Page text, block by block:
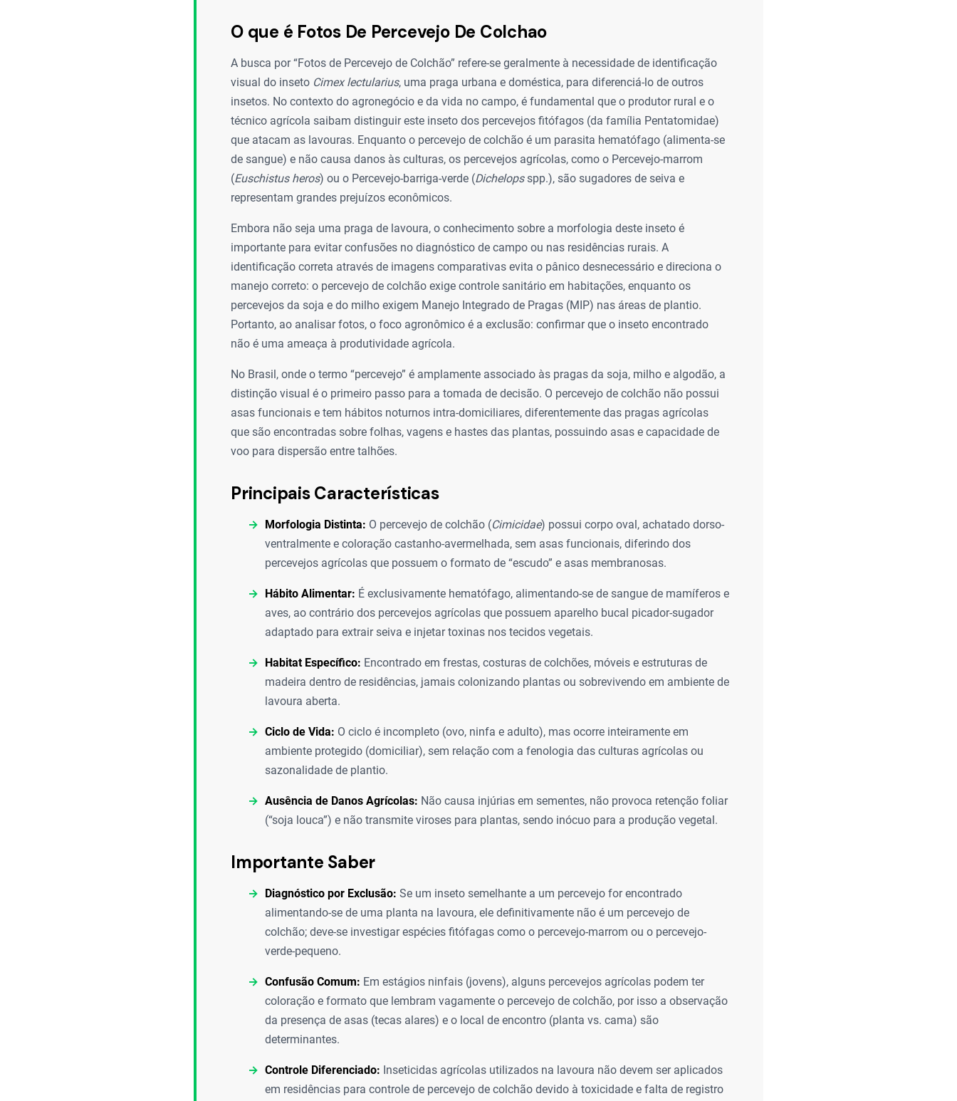
O que é Fotos De Percevejo De Colchao
A busca por “Fotos de Percevejo de Colchão” refere-se geralmente à necessidade de identificação
visual do inseto Cimex lectularius, uma praga urbana e doméstica, para diferenciá-lo de outros
insetos. No contexto do agronegócio e da vida no campo, é fundamental que o produtor rural e o
técnico agrícola saibam distinguir este inseto dos percevejos fitófagos (da família Pentatomidae)
que atacam as lavouras. Enquanto o percevejo de colchão é um parasita hematófago (alimenta-se
de sangue) e não causa danos às culturas, os percevejos agrícolas, como o Percevejo-marrom
(Euschistus heros) ou o Percevejo-barriga-verde (Dichelopsspp.), são sugadores de seiva e
representam grandes prejuízos econômicos.
Embora não seja uma praga de lavoura, o conhecimento sobre a morfologia deste inseto é
importante para evitar confusões no diagnóstico de campo ou nas residências rurais. A
identificação correta através de imagens comparativas evita o pânico desnecessário e direciona o
manejo correto: o percevejo de colchão exige controle sanitário em habitações, enquanto os
percevejos da soja e do milho exigem Manejo Integrado de Pragas (MIP) nas áreas de plantio.
Portanto, ao analisar fotos, o foco agronômico é a exclusão: confirmar que o inseto encontrado
não é uma ameaça à produtividade agrícola.
No Brasil, onde o termo “percevejo” é amplamente associado às pragas da soja, milho e algodão, a
distinção visual é o primeiro passo para a tomada de decisão. O percevejo de colchão não possui
asas funcionais e tem hábitos noturnos intra-domiciliares, diferentemente das pragas agrícolas
que são encontradas sobre folhas, vagens e hastes das plantas, possuindo asas e capacidade de
voo para dispersão entre talhões.
Principais Características
Morfologia Distinta: O percevejo de colchão (Cimicidae) possui corpo oval, achatado dorso-
ventralmente e coloração castanho-avermelhada, sem asas funcionais, diferindo dos
percevejos agrícolas que possuem o formato de “escudo” e asas membranosas.
Hábito Alimentar: É exclusivamente hematófago, alimentando-se de sangue de mamíferos e
aves, ao contrário dos percevejos agrícolas que possuem aparelho bucal picador-sugador
adaptado para extrair seiva e injetar toxinas nos tecidos vegetais.
Habitat Específico: Encontrado em frestas, costuras de colchões, móveis e estruturas de
madeira dentro de residências, jamais colonizando plantas ou sobrevivendo em ambiente de
lavoura aberta.
Ciclo de Vida: O ciclo é incompleto (ovo, ninfa e adulto), mas ocorre inteiramente em
ambiente protegido (domiciliar), sem relação com a fenologia das culturas agrícolas ou
sazonalidade de plantio.
Ausência de Danos Agrícolas: Não causa injúrias em sementes, não provoca retenção foliar
(“soja louca”) e não transmite viroses para plantas, sendo inócuo para a produção vegetal.
Importante Saber
Diagnóstico por Exclusão: Se um inseto semelhante a um percevejo for encontrado
alimentando-se de uma planta na lavoura, ele definitivamente não é um percevejo de
colchão; deve-se investigar espécies fitófagas como o percevejo-marrom ou o percevejo-
verde-pequeno.
Confusão Comum: Em estágios ninfais (jovens), alguns percevejos agrícolas podem ter
coloração e formato que lembram vagamente o percevejo de colchão, por isso a observação
da presença de asas (tecas alares) e o local de encontro (planta vs. cama) são
determinantes.
Controle Diferenciado: Inseticidas agrícolas utilizados na lavoura não devem ser aplicados
em residências para controle de percevejo de colchão devido à toxicidade e falta de registro